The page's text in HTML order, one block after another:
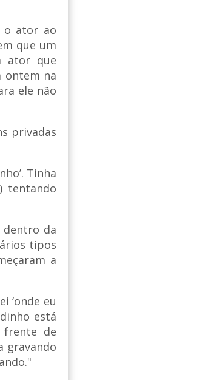
o ator ao
que um
ator que
ontem na
ele não
privadas
Tinha
tentando
dentro da
tipos
a
‘onde eu
está
frente de
gravando